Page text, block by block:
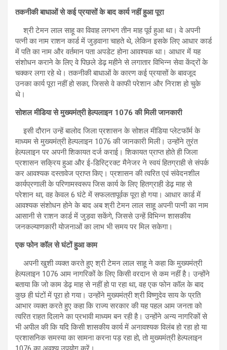
तकनीकी बाधाओं से कई प्रयासों के बाद कार्य नहीं हुआ पूरा
श्री टेमन लाल साहू का विवाह लगभग तीन माह पूर्व हुआ था। वे अपनी
पत्नी का नाम राशन कार्ड में जुड़वाना चाहते थे, लेकिन इसके लिए आधार कार्ड
में पति का नाम और वर्तमान पता अपडेट होना आवश्यक था। आधार में यह
संशोधन कराने के लिए वे पिछले डेढ़ महीने से लगातार विभिन्न सेवा केंद्रों के
चक्कर लगा रहे थे। तकनीकी बाधाओं के कारण कई प्रयासों के बावजूद
उनका कार्य पूरा नहीं हो सका, जिससे वे काफी परेशान और निराश हो चुके
थे।
सोशल मीडिया से मुख्यमंत्री हेल्पलाइन 1076 की मिली जानकारी
इसी दौरान उन्हें बालोद जिला प्रशासन के सोशल मीडिया प्लेटफॉर्म के
माध्यम से मुख्यमंत्री हेल्पलाइन 1076 की जानकारी मिली। उन्होंने तुरंत
हेल्पलाइन पर अपनी शिकायत दर्ज कराई। शिकायत प्राप्त होते ही जिला
प्रशासन सक्रिय हुआ और ई-डिस्ट्रिक्ट मैनेजर ने स्वयं हितग्राही से संपर्क
कर आवश्यक दस्तावेज प्राप्त किए। प्रशासन की त्वरित एवं संवेदनशील
कार्यप्रणाली के परिणामस्वरूप जिस कार्य के लिए हितग्राही डेढ़ माह से
परेशान था, वह केवल 6 घंटे में सफलतापूर्वक पूरा हो गया। आधार कार्ड में
आवश्यक संशोधन होने के बाद अब श्री टेमन लाल साहू अपनी पत्नी का नाम
आसानी से राशन कार्ड में जुड़वा सकेंगे, जिससे उन्हें विभिन्न शासकीय
जनकल्याणकारी योजनाओं का लाभ भी समय पर मिल सकेगा।
एक फोन कॉल से घंटों हुआ काम
अपनी खुशी व्यक्त करते हुए श्री टेमन लाल साहू ने कहा कि मुख्यमंत्री
हेल्पलाइन 1076 आम नागरिकों के लिए किसी वरदान से कम नहीं है। उन्होंने
बताया कि जो काम डेढ़ माह से नहीं हो पा रहा था, वह एक फोन कॉल के बाद
कुछ ही घंटों में पूरा हो गया। उन्होंने मुख्यमंत्री श्री विष्णुदेव साय के प्रति
आभार व्यक्त करते हुए कहा कि राज्य सरकार की यह पहल आम जनता को
त्वरित राहत दिलाने का प्रभावी माध्यम बन रही है। उन्होंने अन्य नागरिकों से
भी अपील की कि यदि किसी शासकीय कार्य में अनावश्यक विलंब हो रहा हो या
प्रशासनिक समस्या का सामना करना पड़ रहा हो, तो मुख्यमंत्री हेल्पलाइन